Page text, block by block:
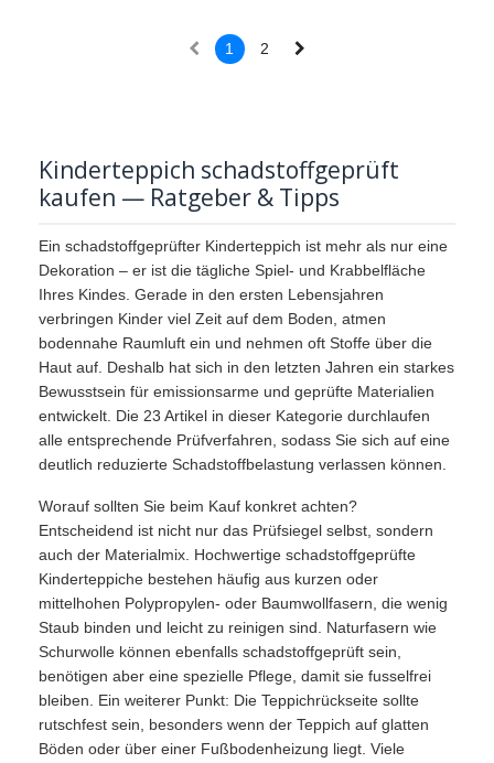
1 2
Kinderteppich schadstoffgeprüft
kaufen — Ratgeber & Tipps
Ein schadstoffgeprüfter Kinderteppich ist mehr als nur eine
Dekoration – er ist die tägliche Spiel- und Krabbelfläche
Ihres Kindes. Gerade in den ersten Lebensjahren
verbringen Kinder viel Zeit auf dem Boden, atmen
bodennahe Raumluft ein und nehmen oft Stoffe über die
Haut auf. Deshalb hat sich in den letzten Jahren ein starkes
Bewusstsein für emissionsarme und geprüfte Materialien
entwickelt. Die 23 Artikel in dieser Kategorie durchlaufen
alle entsprechende Prüfverfahren, sodass Sie sich auf eine
deutlich reduzierte Schadstoffbelastung verlassen können.
Worauf sollten Sie beim Kauf konkret achten?
Entscheidend ist nicht nur das Prüfsiegel selbst, sondern
auch der Materialmix. Hochwertige schadstoffgeprüfte
Kinderteppiche bestehen häufig aus kurzen oder
mittelhohen Polypropylen- oder Baumwollfasern, die wenig
Staub binden und leicht zu reinigen sind. Naturfasern wie
Schurwolle können ebenfalls schadstoffgeprüft sein,
benötigen aber eine spezielle Pflege, damit sie fusselfrei
bleiben. Ein weiterer Punkt: Die Teppichrückseite sollte
rutschfest sein, besonders wenn der Teppich auf glatten
Böden oder über einer Fußbodenheizung liegt. Viele